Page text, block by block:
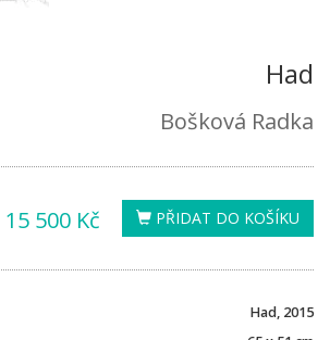
Had
Bošková Radka
PŘIDAT DO KOŠÍKU
15 500 Kč
Had, 2015